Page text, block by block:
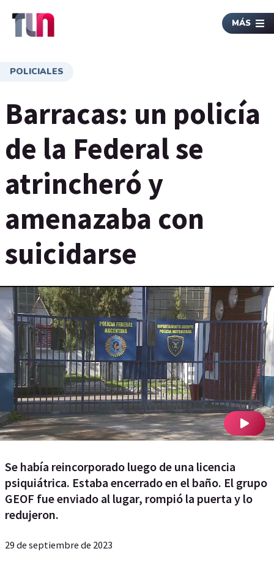
MÁS
POLICIALES
Barracas: un policía
de la Federal se
atrincheró y
amenazaba con
suicidarse
Se había reincorporado luego de una licencia
psiquiátrica. Estaba encerrado en el baño. El grupo
GEOF fue enviado al lugar, rompió la puerta y lo
redujeron.
29 de septiembre de 2023